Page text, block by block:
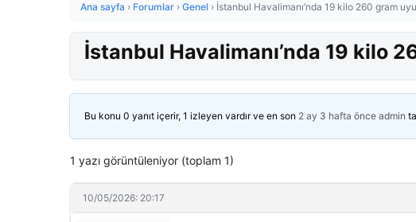
Ana sayfa › Forumlar › Genel › İstanbul Havalimanı’nda 19 kilo 260 gram
İstanbul Havalimanı’nda 19 kilo
Bu konu 0 yanıt içerir, 1 izleyen vardır ve en son 2 ay 3 hafta önce admin
1 yazı görüntüleniyor (toplam 1)
10/05/2026: 20:17